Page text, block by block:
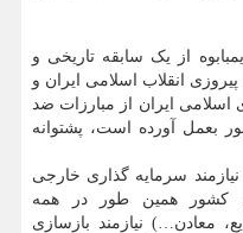
از یک سابقه تاریخی و
انقلاب اسلامی ایران و
اسلامی ایران از مبارزات ضد
بعمل آورده است، پشتوانه
نیازمند سرمایه گذاری خارجی
کشور همین طور در همه
معادن…) نیازمند بازسازی